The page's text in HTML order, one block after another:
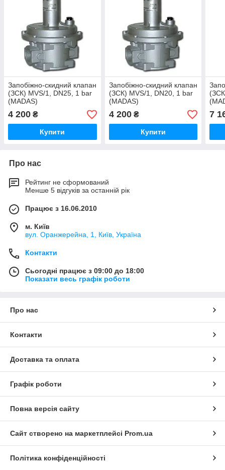
Запобіжно-скидний клапан
(ЗСК) MVS/1, DN25, 1 bar
(MADAS)
4 200 ₴
Купити
Запобіжно-скидний клапан
(ЗСК) MVS/1, DN20, 1 bar
(MADAS)
4 200₴
Купити
7
Про нас
Рейтинг не сформований
Менше 5 відгуків за останній рік
Працює з 16.06.2010
м. Київ
вул. Оранжерейна, 1, Київ, Україна
Контакти
Сьогодні працює з 09:00 до 18:00
Показати весь графік роботи
Про нас
Контакти
Доставка та оплата
Графік роботи
Повна версія сайту
Сайт створено на маркетплейсі Prom.ua
Політика конфіденційності